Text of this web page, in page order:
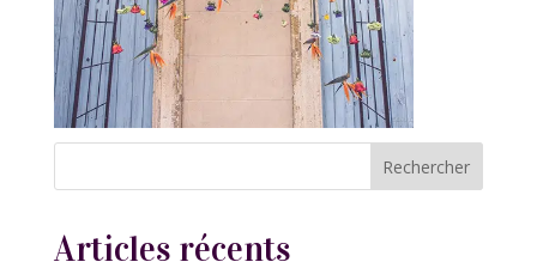
Articles récents